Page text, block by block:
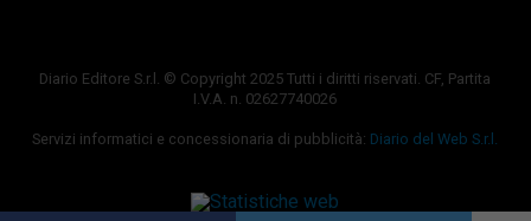
Diario Editore S.r.l. © Copyright 2025 Tutti i diritti riservati. CF, Partita
I.V.A. n. 02627740026
Servizi informatici e concessionaria di pubblicità: Diario del Web S.r.l.